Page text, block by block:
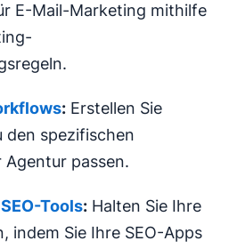
E-Mail-Marketing mithilfe
: Erstellen Sie
den spezifischen
Agentur passen.
SEO-Tools: Halten Sie Ihre
indem Sie Ihre SEO-Apps